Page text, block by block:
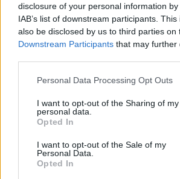
disclosure of your personal information
IAB’s list of downstream participants.
also be disclosed by us to third parties on
Downstream Participants that may further
Please note that this website/app uses
not limited to your visit or usage
grant or deny consent to Google and its
use your data for below specified
consent section.
Personal Data Processing Opt Outs
I want to opt-out of the Sharing of my
personal data.
Opted In
I want to opt-out of the Sale of my
Personal Data.
Opted In